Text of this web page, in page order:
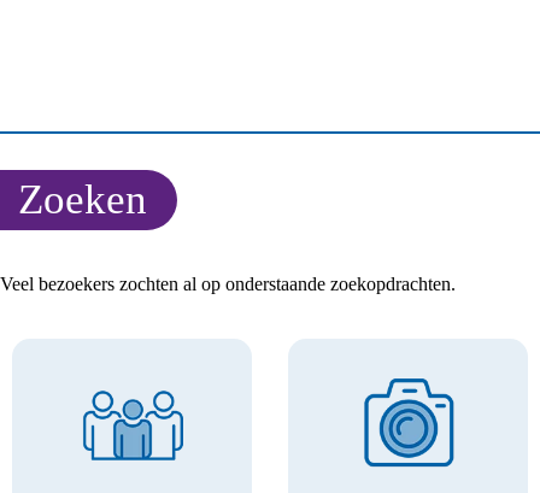
Zoeken
Veel bezoekers zochten al op onderstaande zoekopdrachten.